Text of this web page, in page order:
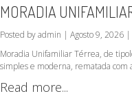
MORADIA
Posted by admin | Agosto 9, 2026 |
Moradia Unifamiliar Térrea, de
simples e moderna, rematada com
Read more...